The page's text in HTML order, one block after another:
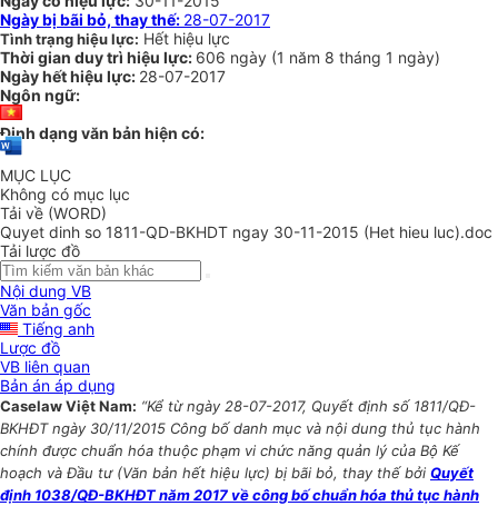
Ngày bị bãi bỏ, thay thế: 28-07-2017
Tình trạng hiệu lực: Hết hiệu lực
Thời gian duy trì hiệu lực: 606 ngày (1 năm 8 tháng 1 ngày)
Ngày hết hiệu lực: 28-07-2017
Ngôn ngữ:
Định dạng văn bản hiện có:
MỤC LỤC
Không có mục lục
Tải về (WORD)
Quyet dinh so 1811-QD-BKHDT ngay 30-11-2015 (Het hieu luc).doc
Tải lược đồ
Nội dung VB
Văn bản gốc
Tiếng anh
Lược đồ
VB liên quan
Bản án áp dụng
Caselaw Việt Nam: “Kể từ ngày 28-07-2017, Quyết định số 1811/QĐ-
BKHĐT ngày 30/11/2015 Công bố danh mục và nội dung thủ tục hành
chính được chuẩn hóa thuộc phạm vi chức năng quản lý của Bộ Kế
hoạch và Đầu tư (Văn bản hết hiệu lực) bị bãi bỏ, thay thế bởi Quyết
định 1038/QĐ-BKHĐT năm 2017 về công bố chuẩn hóa thủ tục hành